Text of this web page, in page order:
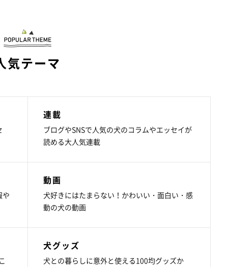
気テーマ
連載
ブログやSNSで人気の犬のコラムやエッセイが
読める大人気連載
や
動画
犬好きにはたまらない！かわいい・面白い・感
動の犬の動画
犬グッズ
犬との暮らしに意外と使える100均グッズか